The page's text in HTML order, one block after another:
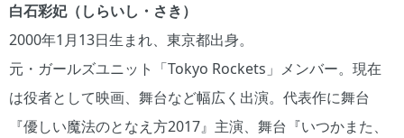
白石彩妃（しらいし・さき）
2000年1月13日生まれ、東京都出身。
元・ガールズユニット「Tokyo Rockets」メンバー。現在
は役者として映画、舞台など幅広く出演。代表作に舞台
『優しい魔法のとなえ方2017』主演、舞台『いつかまた、